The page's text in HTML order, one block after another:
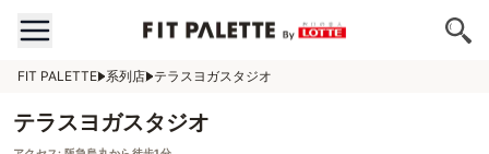
FIT PALETTE 系列店 テラスヨガスタジオ
テラスヨガスタジオ